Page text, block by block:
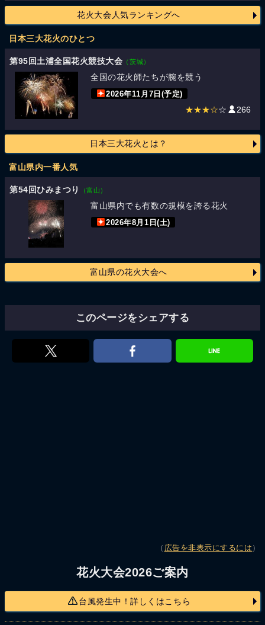
花火大会人気ランキングへ
日本三大花火のひとつ
第95回土浦全国花火競技大会 （茨城）
全国の花火師たちが腕を競う
2026年11月7日(予定)
★★★☆☆ 266
日本三大花火とは？
富山県内一番人気
第54回ひみまつり （富山）
富山県内でも有数の規模を誇る花火
2026年8月1日(土)
富山県の花火大会へ
このページをシェアする
（ 広告を非表示にするには ）
花火大会2026ご案内
台風発生中！詳しくはこちら